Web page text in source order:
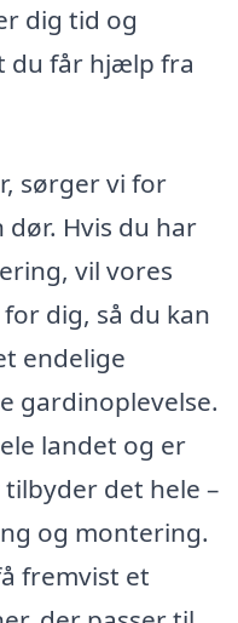
dig tid og
du får hjælp fra
sørger vi for
Hvis du har
vil vores
dig, så du kan
endelige
gardinoplevelse.
landet og er
det hele –
og montering.
fremvist et